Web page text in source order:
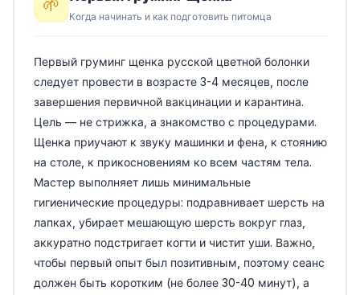
🌱
Когда начинать и как подготовить питомца
Первый груминг щенка русской цветной болонки
следует провести в возрасте 3-4 месяцев, после
завершения первичной вакцинации и карантина.
Цель — не стрижка, а знакомство с процедурами.
Щенка приучают к звуку машинки и фена, к стоянию
на столе, к прикосновениям ко всем частям тела.
Мастер выполняет лишь минимальные
гигиенические процедуры: подравнивает шерсть на
лапках, убирает мешающую шерсть вокруг глаз,
аккуратно подстригает когти и чистит уши. Важно,
чтобы первый опыт был позитивным, поэтому сеанс
должен быть коротким (не более 30-40 минут), а